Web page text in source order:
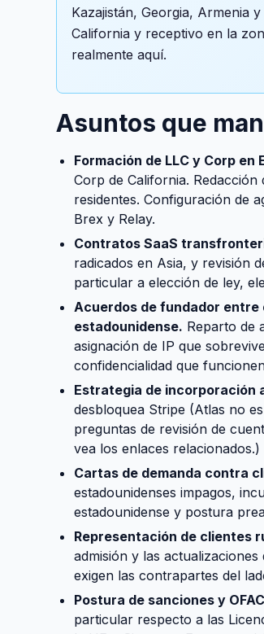
Kazajistán, Georgia, Armenia
California y receptivo en la
realmente aquí.
Asuntos que
Formación de LLC y Corp en
Corp de California.
residentes. Configuración de
Brex y Relay.
Contratos SaaS
radicados en Asia, y revisión
particular a elección de ley,
Acuerdos de fundador entre
estadounidense. Reparto de
asignación de IP que
confidencialidad que
Estrategia de incorporación
desbloquea Stripe (Atlas no
preguntas de revisión de
vea los enlaces relacionados.)
Cartas de demanda contra
estadounidenses impagos,
estadounidense y postura
Representación de clientes
admisión y las
exigen las contrapartes del
Postura de sanciones y
particular respecto a las